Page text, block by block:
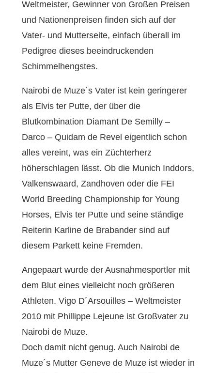
Weltmeister, Gewinner von Großen Preisen
und Nationenpreisen finden sich auf der
Vater- und Mutterseite, einfach überall im
Pedigree dieses beeindruckenden
Schimmelhengstes.
Nairobi de Muze´s Vater ist kein geringerer
als Elvis ter Putte, der über die
Blutkombination Diamant De Semilly –
Darco – Quidam de Revel eigentlich schon
alles vereint, was ein Züchterherz
höherschlagen lässt. Ob die Munich Inddors,
Valkenswaard, Zandhoven oder die FEI
World Breeding Championship for Young
Horses, Elvis ter Putte und seine ständige
Reiterin Karline de Brabander sind auf
diesem Parkett keine Fremden.
Angepaart wurde der Ausnahmesportler mit
dem Blut eines vielleicht noch größeren
Athleten. Vigo D´Arsouilles – Weltmeister
2010 mit Phillippe Lejeune ist Großvater zu
Nairobi de Muze.
Doch damit nicht genug. Auch Nairobi de
Muze´s Mutter Geneve de Muze ist wieder in